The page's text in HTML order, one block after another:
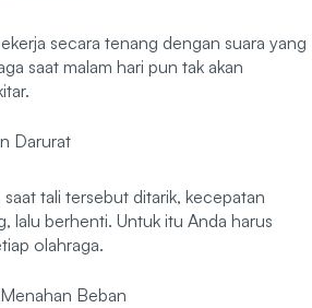
secara tenang dengan suara yang
saat malam hari pun tak akan
Darurat
saat tali tersebut ditarik, kecepatan
lalu berhenti. Untuk itu Anda harus
olahraga.
Beban